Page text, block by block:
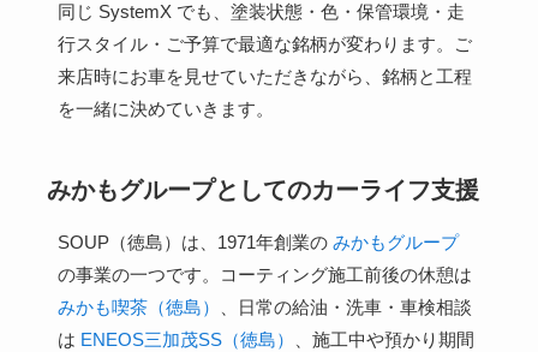
同じ SystemX でも、塗装状態・色・保管環境・走
行スタイル・ご予算で最適な銘柄が変わります。ご
来店時にお車を見せていただきながら、銘柄と工程
を一緒に決めていきます。
みかもグループとしてのカーライフ支援
SOUP（徳島）は、1971年創業の みかもグループ
の事業の一つです。コーティング施工前後の休憩は
みかも喫茶（徳島）
、日常の給油・洗車・車検相談
は ENEOS三加茂SS（徳島）
、施工中や預かり期間